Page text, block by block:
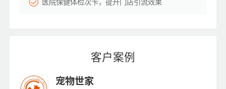
医院保健体检次卡，提升门店引流效果
客户案例
宠物世家